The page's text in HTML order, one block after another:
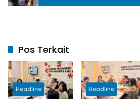
Pos Terkait
Headline Headline